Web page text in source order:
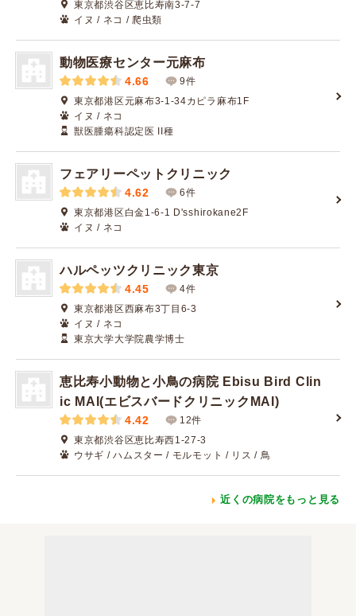
東京都渋谷区恵比寿南3-7-7
イヌ / ネコ / 爬虫類
動物医療センター元麻布
4.66
9件
東京都港区元麻布3-1-34カピラ麻布1F
イヌ / ネコ
獣医腫瘍科認定医 II種
フェアリーペットクリニック
4.62
6件
東京都港区白金1-6-1 D'sshirokane2F
イヌ / ネコ
ハルペッツクリニック東京
4.45
4件
東京都港区西麻布3丁目6-3
イヌ / ネコ
東京大学大学院農学博士
恵比寿小動物と小鳥の病院 Ebisu Bird Clin
ic MAI(エビスバードクリニックMAI)
4.42
12件
東京都渋谷区恵比寿西1-27-3
ウサギ / ハムスター / モルモット / リス / 鳥
近くの病院をもっと見る